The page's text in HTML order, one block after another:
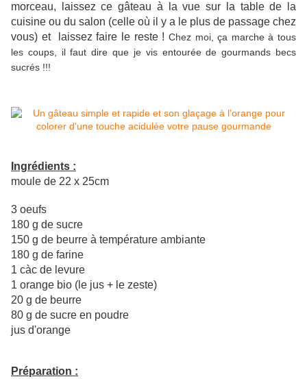
morceau, laissez ce gâteau à la vue sur la table de la
cuisine ou du salon (celle où il y a le plus de passage chez
vous) et laissez faire le reste ! Chez moi, ça marche à tous
les coups, il faut dire que je vis entourée de gourmands becs
sucrés !!!
Ingrédients :
moule de 22 x 25cm
3 oeufs
180 g de sucre
150 g de beurre à température ambiante
180 g de farine
1 càc de levure
1 orange bio (le jus + le zeste)
20 g de beurre
80 g de sucre en poudre
jus d'orange
Préparation :